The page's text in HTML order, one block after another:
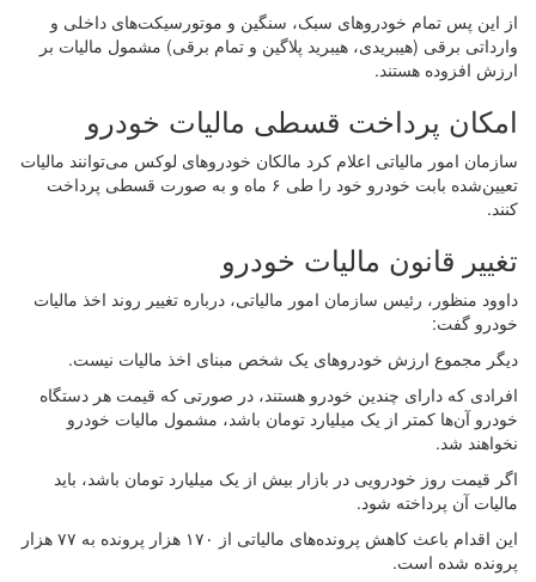
از این پس تمام خودروهای سبک، سنگین و موتورسیکت‌های داخلی و
وارداتی برقی (هیبریدی، هیبرید پلاگین و تمام برقی) مشمول مالیات بر
ارزش افزوده هستند.
امکان پرداخت قسطی مالیات خودرو
سازمان امور مالیاتی اعلام کرد مالکان خودروهای لوکس می‌توانند مالیات
تعیین‌شده بابت خودرو خود را طی ۶ ماه و به صورت قسطی پرداخت
کنند.
تغییر قانون مالیات خودرو
داوود منظور، رئیس سازمان امور مالیاتی، درباره تغییر روند اخذ مالیات
خودرو گفت:
دیگر مجموع ارزش خودروهای یک شخص مبنای اخذ مالیات نیست.
افرادی که دارای چندین خودرو هستند، در صورتی که قیمت هر دستگاه
خودرو آن‌ها کمتر از یک میلیارد تومان باشد، مشمول مالیات خودرو
نخواهند شد.
اگر قیمت روز خودرویی در بازار بیش از یک میلیارد تومان باشد، باید
مالیات آن پرداخته شود.
این اقدام باعث کاهش پرونده‌های مالیاتی از ۱۷۰ هزار پرونده به ۷۷ هزار
پرونده شده است.